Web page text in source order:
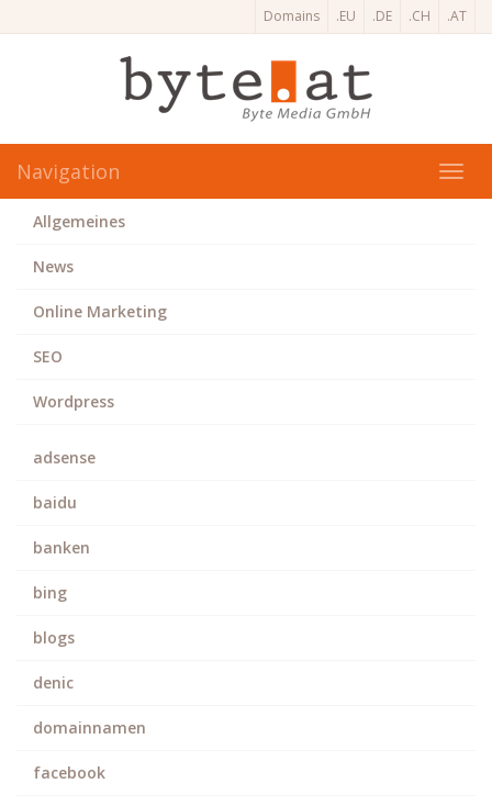
Domains .EU .DE .CH .AT
Navigation
Allgemeines
News
Online Marketing
SEO
Wordpress
adsense
baidu
banken
bing
blogs
denic
domainnamen
facebook